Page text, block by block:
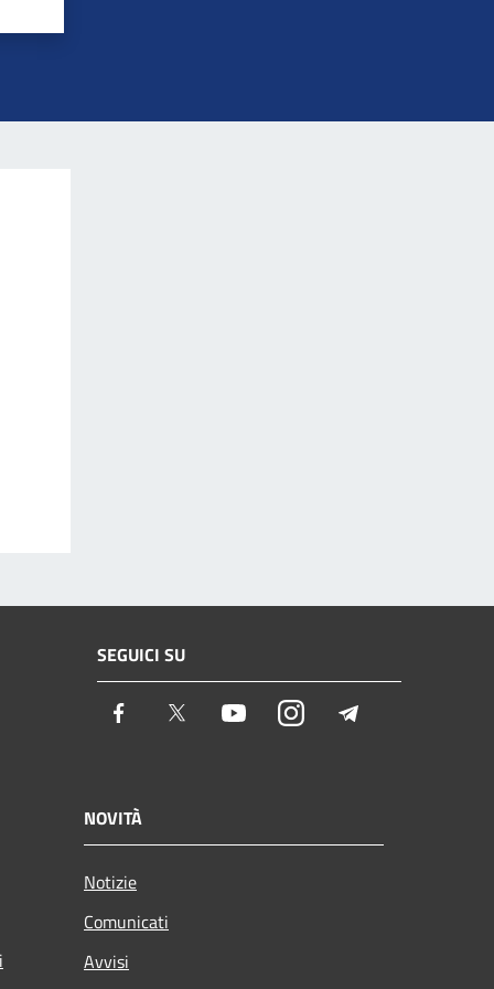
SEGUICI SU
Facebook Twitter YoutubeInstagram
NOVITÀ
Notizie
Comunicati
Avvisi